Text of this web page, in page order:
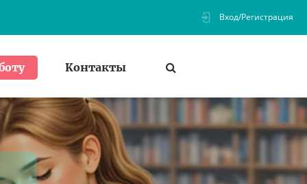
Вход/Регистрация
Контакты